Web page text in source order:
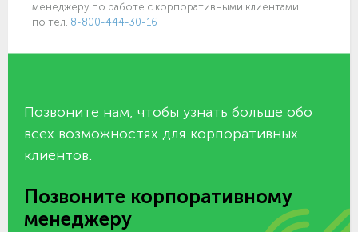
менеджеру по работе с корпоративными клиентами
по тел. 8-800-444-30-16
Позвоните нам, чтобы узнать больше обо
всех возможностях для корпоративных
клиентов.
Позвоните корпоративному
менеджеру